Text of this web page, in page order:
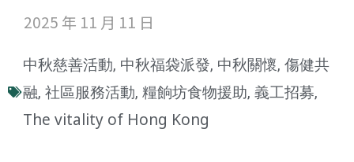
2025 年 11 月 11 日
中秋慈善活動, 中秋福袋派發, 中秋關懷, 傷健共
融, 社區服務活動, 糧餉坊食物援助, 義工招募,
The vitality of Hong Kong